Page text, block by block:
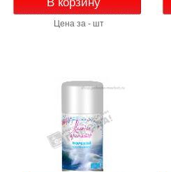
Цена за - шт